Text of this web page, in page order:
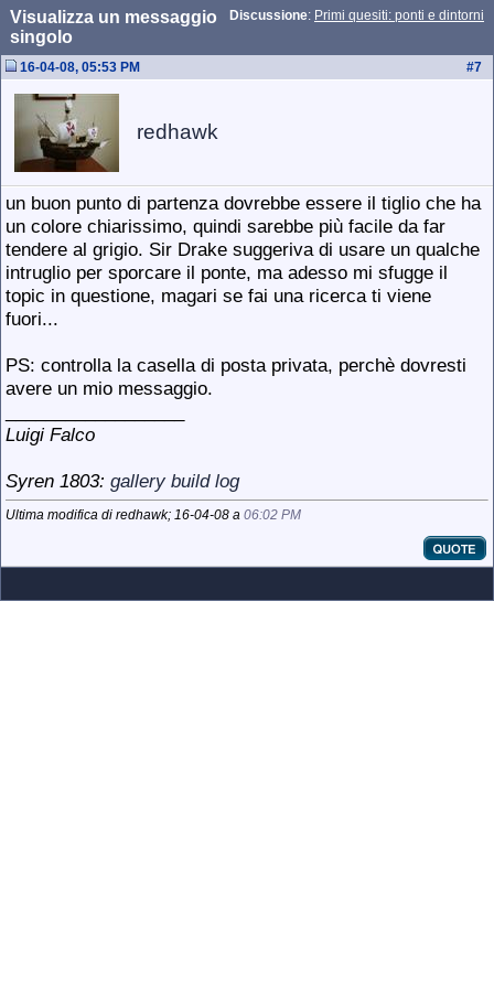
Discussione: Primi quesiti: ponti e dintorni
Visualizza un messaggio
singolo
#7
16-04-08, 05:53 PM
redhawk
un buon punto di partenza dovrebbe essere il tiglio che ha
un colore chiarissimo, quindi sarebbe più facile da far
tendere al grigio. Sir Drake suggeriva di usare un qualche
intruglio per sporcare il ponte, ma adesso mi sfugge il
topic in questione, magari se fai una ricerca ti viene
fuori...
PS: controlla la casella di posta privata, perchè dovresti
avere un mio messaggio.
Luigi Falco
Syren 1803: gallery build log
Ultima modifica di redhawk; 16-04-08 a 06:02 PM